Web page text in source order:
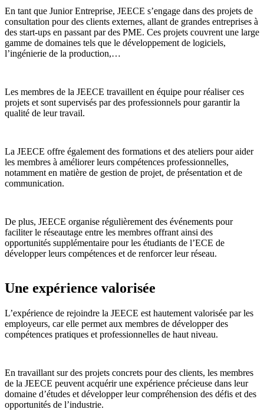
En tant que Junior Entreprise, JEECE s’engage dans des projets de
consultation pour des clients externes, allant de grandes entreprises à
des start-ups en passant par des PME. Ces projets couvrent une large
gamme de domaines tels que le développement de logiciels,
l’ingénierie de la production,…
Les membres de la JEECE travaillent en équipe pour réaliser ces
projets et sont supervisés par des professionnels pour garantir la
qualité de leur travail.
La JEECE offre également des formations et des ateliers pour aider
les membres à améliorer leurs compétences professionnelles,
notamment en matière de gestion de projet, de présentation et de
communication.
De plus, JEECE organise régulièrement des événements pour
faciliter le réseautage entre les membres offrant ainsi des
opportunités supplémentaire pour les étudiants de l’ECE de
développer leurs compétences et de renforcer leur réseau.
Une expérience valorisée
L’expérience de rejoindre la JEECE est hautement valorisée par les
employeurs, car elle permet aux membres de développer des
compétences pratiques et professionnelles de haut niveau.
En travaillant sur des projets concrets pour des clients, les membres
de la JEECE peuvent acquérir une expérience précieuse dans leur
domaine d’études et développer leur compréhension des défis et des
opportunités de l’industrie.